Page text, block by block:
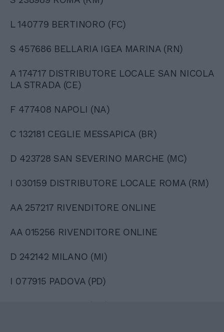
L 140779 BERTINORO (FC)
S 457686 BELLARIA IGEA MARINA (RN)
A 174717 DISTRIBUTORE LOCALE SAN NICOLA
LA STRADA (CE)
F 477408 NAPOLI (NA)
C 132181 CEGLIE MESSAPICA (BR)
D 423728 SAN SEVERINO MARCHE (MC)
I 030159 DISTRIBUTORE LOCALE ROMA (RM)
AA 257217 RIVENDITORE ONLINE
AA 015256 RIVENDITORE ONLINE
D 242142 MILANO (MI)
I 077915 PADOVA (PD)
R 481432 NAPOLI (NA)